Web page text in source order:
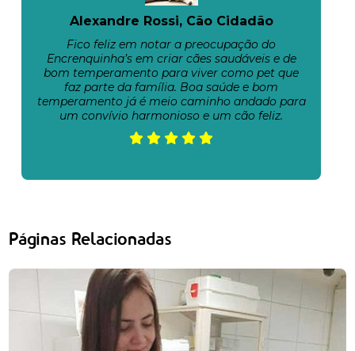
Alexandre Rossi, Cão Cidadão
Fico feliz em notar a preocupação do
Encrenquinha’s em criar cães saudáveis e de
bom temperamento para viver como pet que
faz parte da família. Boa saúde e bom
temperamento já é meio caminho andado para
um convívio harmonioso e um cão feliz.
Páginas Relacionadas